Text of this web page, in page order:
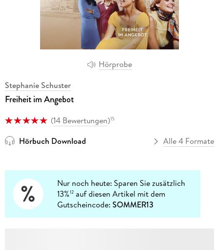
Hörprobe
Stephanie Schuster
Freiheit im Angebot
(14 Bewertungen)15
Hörbuch Download Alle 4 Formate
Nur noch heute: Sparen Sie zusätzlich
13%12 auf diesen Artikel mit dem
Gutscheincode:SOMMER13